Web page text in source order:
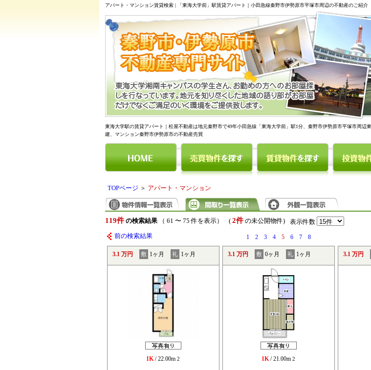
アパート・マンション賃貸検索 | 「東海大学前」駅賃貸アパート｜小田急線秦野市伊勢原市平塚市周辺の不動産のご紹介
東海大学駅の賃貸アパート｜松屋不動産は地元秦野市で49年小田急線「東海大学前」駅1分、秦野市伊勢原市平塚市周
建、マンション秦野市伊勢原市の不動産売買
TOPページ ＞ アパート・マンション
119件 の検索結果（ 61 〜 75 件を表示） ( 2件の未公開物件) 表示件数
前の検索結果 1 2 3 4 5 6 7 8
3.1 万円 敷 1ヶ月 礼 1ヶ月
1K/ 22.00m 2
3.1 万円 敷 0ヶ月 礼 1ヶ月
1K/ 21.00m 2
3.1 万円